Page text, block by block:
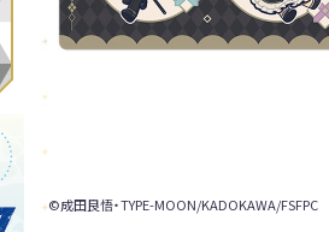
©成田良悟・TYPE-MOON/KADOKAWA/FSFPC